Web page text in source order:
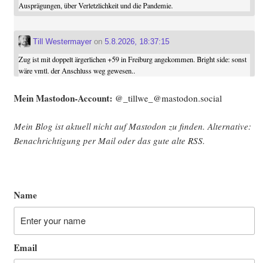
Ausprägungen, über Verletzlichkeit und die Pandemie.
Till Westermayeron 5.8.2026, 18:37:15
Zug ist mit doppelt ärgerlichen +59 in Freiburg angekommen. Bright side: sonst
wäre vmtl. der Anschluss weg gewesen..
Mein Mast­o­don-Account: @_tillwe_@mastodon.social
Mein Blog ist aktu­ell nicht auf Mast­o­don zu fin­den. Alter­na­ti­ve:
Benach­rich­ti­gung per Mail oder das gute alte RSS.
Name
Email